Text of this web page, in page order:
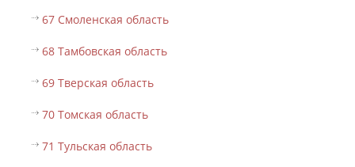
67 Смоленская область
68 Тамбовская область
69 Тверская область
70 Томская область
71 Тульская область